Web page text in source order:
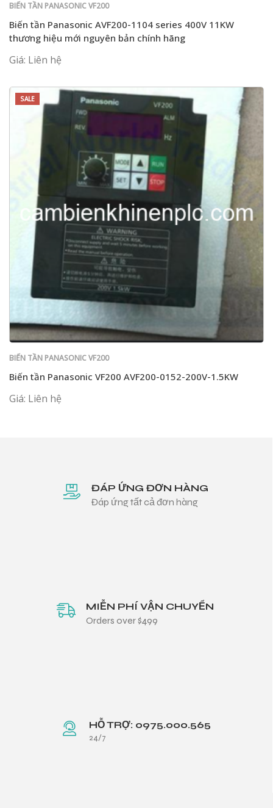
BIẾN TẦN PANASONIC VF200
Biến tần Panasonic AVF200-1104 series 400V 11KW
thương hiệu mới nguyên bản chính hãng
Giá: Liên hệ
SALE
BIẾN TẦN PANASONIC VF200
Biến tần Panasonic VF200 AVF200-0152-200V-1.5KW
Giá: Liên hệ
ĐÁP ỨNG ĐƠN HÀNG
Đáp ứng tất cả đơn hàng
MIỄN PHÍ VẬN CHUYỂN
Orders over $499
HỖ TRỢ: 0975.000.565
24/7